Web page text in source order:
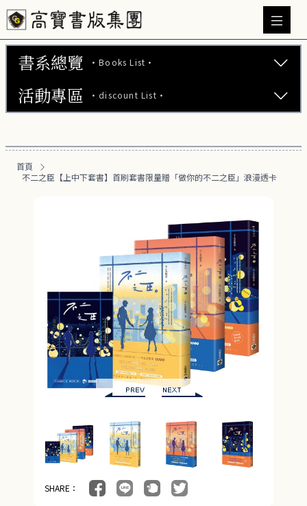
書系總覽 ·Books List·
文學小說 (737)
商業財經 (100)
人文史哲 (73)
活動專區 ·discount List·
【2本7折】高寶小說系列全圖鑑書展
【66折】高寶小說系列全圖鑑書展
首頁
不二之臣【上中下套書】首刷套書限量贈「做你的不二之臣」浪漫透卡
SHARE：